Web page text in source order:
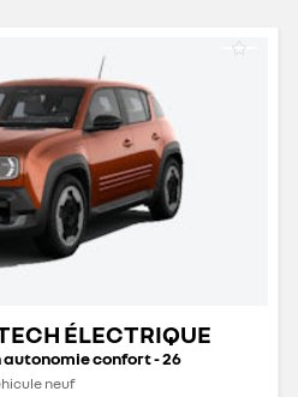
ÉLECTRIQUE
autonomie confort - 26
neuf